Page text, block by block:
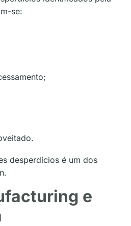
se:
desperdícios é um dos
e